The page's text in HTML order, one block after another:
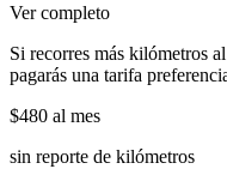
Ver completo
Si recorres más kilómetros
pagarás una tarifa
$480 al mes
sin reporte de kilómetros